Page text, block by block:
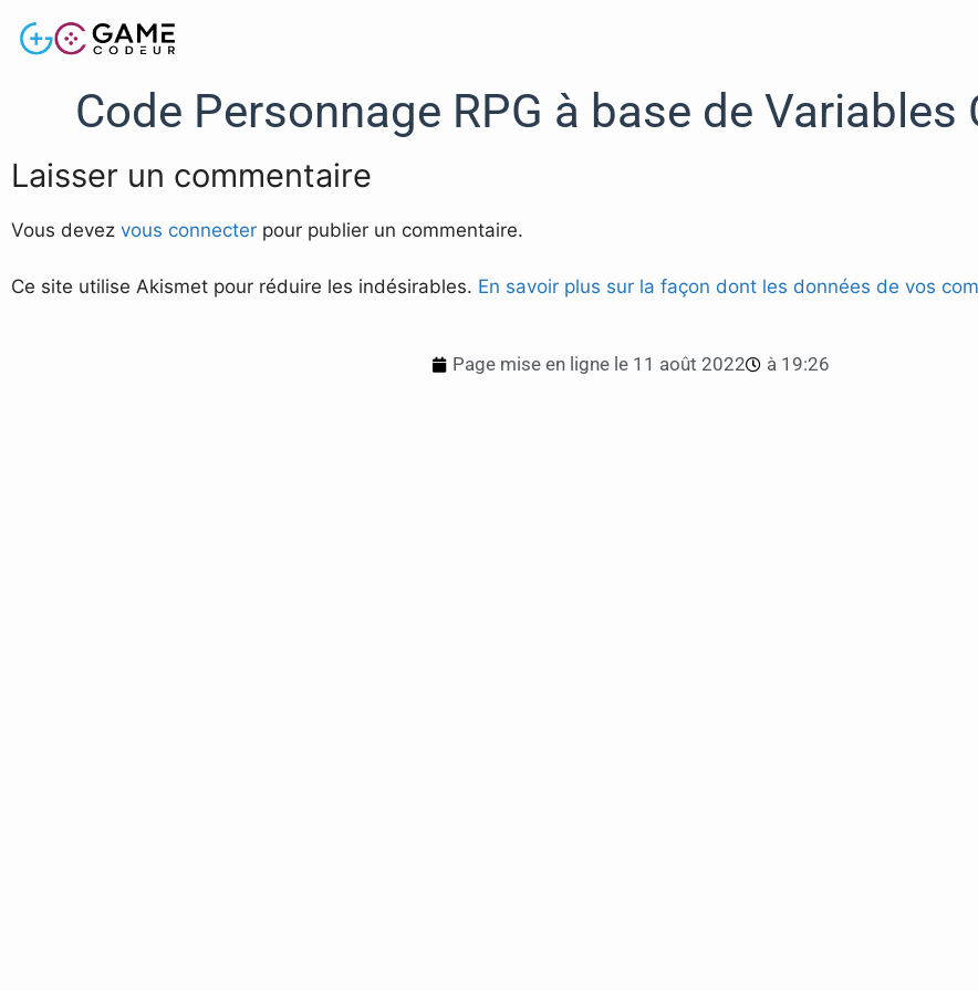
Code Personnage RPG à base de Variables
Laisser un commentaire
Vous devez vous connecter pour publier un commentaire.
Ce site utilise Akismet pour réduire les indésirables. En savoir plus sur la façon dont les données de vos
Page mise en ligne le 11 août 2022 à 19:26